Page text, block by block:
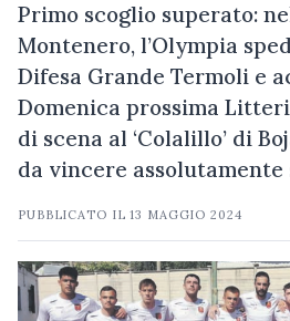
Primo scoglio superato:
Montenero, l’Olympia
Difesa Grande Termoli e
Domenica prossima
di scena al ‘Colalillo’ di
da vincere assolutamente
PUBBLICATO IL13 MAGGIO 2024